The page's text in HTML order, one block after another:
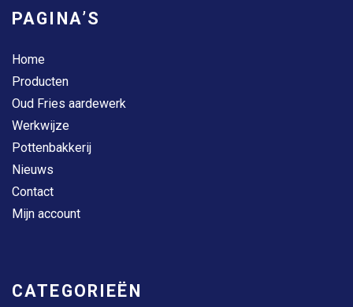
PAGINA’S
Home
Producten
Oud Fries aardewerk
Werkwijze
Pottenbakkerij
Nieuws
Contact
Mijn account
CATEGORIEËN